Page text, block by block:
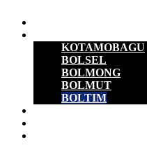
KOTAMOBAGU
BOLSEL
BOLMONG
BOLMUT
BOLTIM